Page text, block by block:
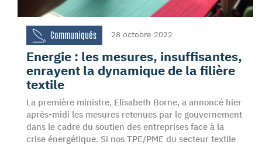
Communiqués 28 octobre 2022
Energie : les mesures, insuffisantes,
enrayent la dynamique de la filière
textile
La première ministre, Elisabeth Borne, a annoncé hier
après-midi les mesures retenues par le gouvernement
dans le cadre du soutien des entreprises face à la
crise énergétique. Si nos TPE/PME du secteur textile